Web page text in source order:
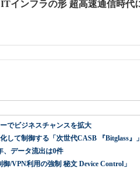
でビジネスチャンスを拡大
して制御する「次世代CASB 『Bitglass』」
、データ流出は0件
/VPN利用の強制 秘文 Device Control」